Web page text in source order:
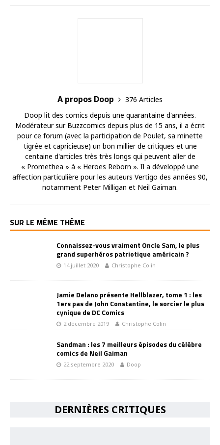
A propos Doop
376 Articles
Doop lit des comics depuis une quarantaine d'années.
Modérateur sur Buzzcomics depuis plus de 15 ans, il a écrit
pour ce forum (avec la participation de Poulet, sa minette
tigrée et capricieuse) un bon millier de critiques et une
centaine d'articles très très longs qui peuvent aller de
« Promethea » à « Heroes Reborn ». Il a développé une
affection particulière pour les auteurs Vertigo des années 90,
notamment Peter Milligan et Neil Gaiman.
SUR LE MÊME THÈME
Connaissez-vous vraiment Oncle Sam, le plus
grand superhéros patriotique américain ?
14 juillet 2020 Christophe Colin
Jamie Delano présente Hellblazer, tome 1 : les
1ers pas de John Constantine, le sorcier le plus
cynique de DC Comics
2 décembre 2019 Christophe Colin
Sandman : les 7 meilleurs épisodes du célèbre
comics de Neil Gaiman
22 septembre 2020 Doop
DERNIÈRES CRITIQUES